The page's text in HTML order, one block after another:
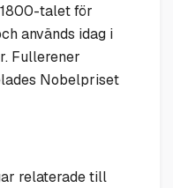
1800-talet för
används idag i
Fullerener
Nobelpriset
relaterade till